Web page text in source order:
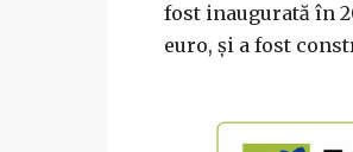
fost inaugurată în
euro, şi a fost